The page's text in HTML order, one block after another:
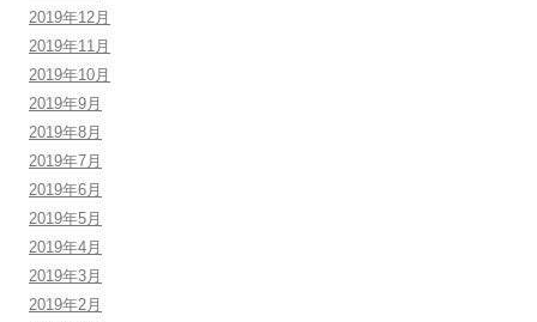
2019年12月
2019年11月
2019年10月
2019年9月
2019年8月
2019年7月
2019年6月
2019年5月
2019年4月
2019年3月
2019年2月